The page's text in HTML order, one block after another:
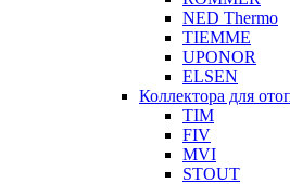
NED Thermo
TIEMME
UPONOR
ELSEN
Коллектора для
TIM
FIV
MVI
STOUT